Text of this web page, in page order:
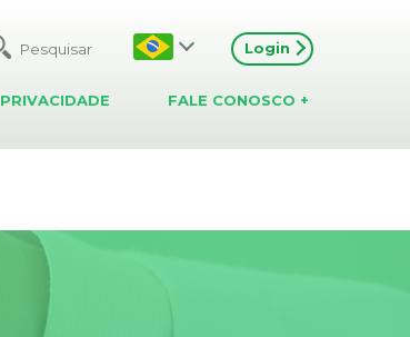
Login
PRIVACIDADE FALE CONOSCO +
técnica próximos a você
Visualize os representantes